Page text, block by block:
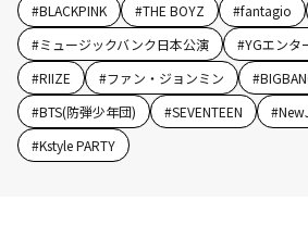
#BLACKPINK #THE BOYZ #fantagio
#ミュージックバンク日本公演 #YGエンタ
#RIIZE #ファン・ジョンミン #
#BTS(防弾少年団) #SEVENTEEN #
#Kstyle PARTY